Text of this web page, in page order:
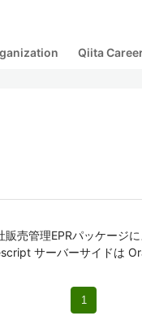
Qiita
売管理EPRパッケージ
サーバーサイドは
1